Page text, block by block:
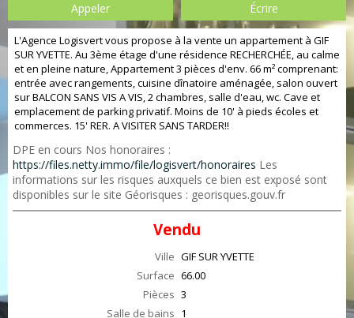
Appeler Écrire
L'Agence Logisvert vous propose à la vente un appartement à GIF
SUR YVETTE. Au 3ème étage d'une résidence RECHERCHÉE, au calme
et en pleine nature, Appartement 3 pièces d'env. 66 m² comprenant:
entrée avec rangements, cuisine dînatoire aménagée, salon ouvert
sur BALCON SANS VIS A VIS, 2 chambres, salle d'eau, wc. Cave et
emplacement de parking privatif. Moins de 10' à pieds écoles et
commerces. 15' RER. A VISITER SANS TARDER!!
DPE en cours Nos honoraires :
https://files.netty.immo/file/logisvert/honoraires Les
informations sur les risques auxquels ce bien est exposé sont
disponibles sur le site Géorisques : georisques.gouv.fr
Vendu
Ville GIF SUR YVETTE
Surface 66.00
Pièces 3
Salle de bains 1